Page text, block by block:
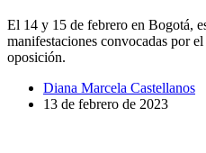
El 14 y 15 de febrero en Bogotá,
manifestaciones convocadas por
oposición.
Diana Marcela Castellanos
13 de febrero de 2023